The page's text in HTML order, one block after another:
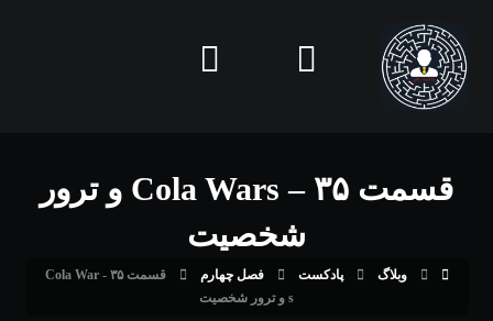
قسمت ۳۵ – Cola Wars و ترور
شخصیت
وبلاگ پادکست فصل چهارم
قسمت ۳۵ - Cola War
s و ترور شخصیت